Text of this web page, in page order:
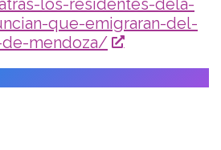
que-emigraran-del-
mendoza/